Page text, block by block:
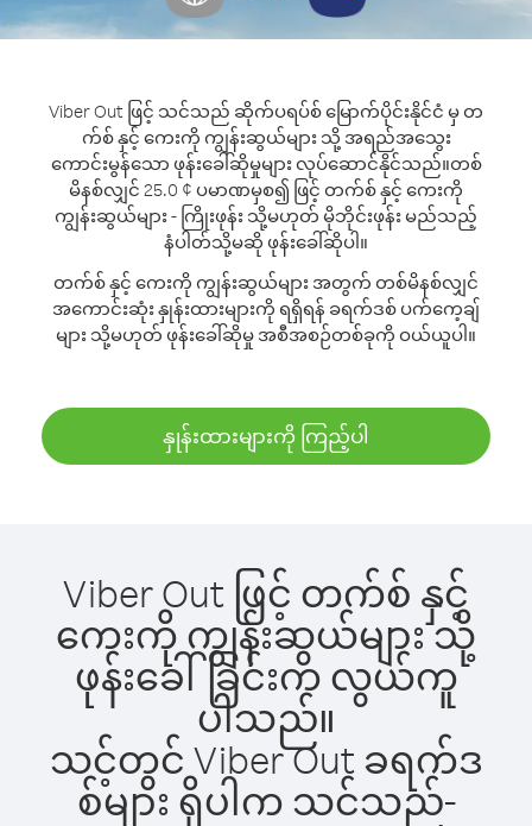
Viber Out ဖြင့် သင်သည် ဆိုက်ပရပ်စ် မြောက်ပိုင်းနိုင်ငံ မှ တ
က်စ် နှင့် ကေးကို ကျွန်းဆွယ်များ သို့ အရည်အသွေး
ကောင်းမွန်သော ဖုန်းခေါ်ဆိုမှုများ လုပ်ဆောင်နိုင်သည်။တစ်
မိနစ်လျှင် 25.0 ¢ ပမာဏမှစ၍ ဖြင့် တက်စ် နှင့် ကေးကို
ကျွန်းဆွယ်များ - ကြိုးဖုန်း သို့မဟုတ် မိုဘိုင်းဖုန်း မည်သည့်
နံပါတ်သို့မဆို ဖုန်းခေါ်ဆိုပါ။
တက်စ် နှင့် ကေးကို ကျွန်းဆွယ်များ အတွက် တစ်မိနစ်လျှင်
အကောင်းဆုံး နှုန်းထားများကို ရရှိရန် ခရက်ဒစ် ပက်ကေ့ချ်
များ သို့မဟုတ် ဖုန်းခေါ်ဆိုမှု အစီအစဉ်တစ်ခုကို ဝယ်ယူပါ။
နှုန်းထားများကို ကြည့်ပါ
Viber Out ဖြင့် တက်စ် နှင့်
ကေးကို ကျွန်းဆွယ်များ သို့
ဖုန်းခေါ်ခြင်းက လွယ်ကူ
ပါသည်။
သင့်တွင် Viber Out ခရက်ဒ
စ်များ ရှိပါက သင်သည်-